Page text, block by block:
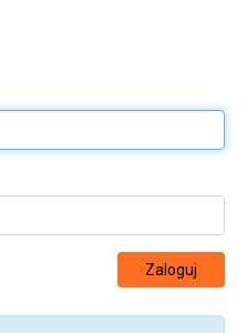
Zaloguj